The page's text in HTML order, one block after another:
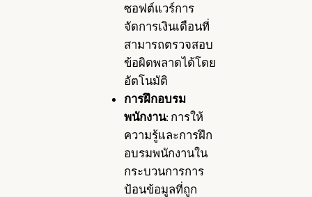
ซอฟต์แวร์การ
จัดการเงินเดือนที่
สามารถตรวจสอบ
ข้อผิดพลาดได้โดย
อัตโนมัติ
การฝึกอบรม
พนักงาน: การให้
ความรู้และการฝึก
อบรมพนักงานใน
กระบวนการการ
ป้อนข้อมูลที่ถูก